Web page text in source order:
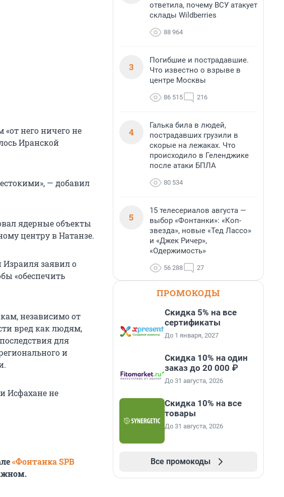
него ничего не
Иранской
— добавил
ядерные объекты
центру в Натанзе.
Израиля заявил о
«обеспечить
независимо от
вред как людям,
для
и
Исфахане не
«Фонтанка SPB
ответила, почему ВСУ атакует
склады Wildberries
88 964
3
Погибшие и пострадавшие.
Что известно о взрыве в
центре Москвы
86 515 216
4
Галька била в людей,
пострадавших грузили в
скорые на лежаках. Что
происходило в Геленджике
после атаки БПЛА
80 534
5
15 телесериалов августа —
выбор «Фонтанки»: «Коп-
звезда», новые «Тед Лассо»
и «Джек Ричер»,
«Одержимость»
56 288 27
ПРОМОКОДЫ
Скидка 5% на все
сертификаты
До 1 января, 2027
Скидка 10% на один
заказ до 20 000 ₽
До 31 августа, 2026
Скидка 10% на все
товары
До 31 августа, 2026
Все промокоды